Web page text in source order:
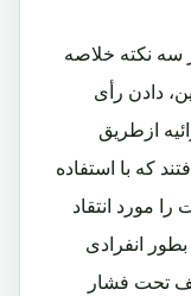
سه نکته خلاصه
دادن رأی
ازطریق
که با استفاده
را مورد انتقاد
انفرادی
تحت فشار